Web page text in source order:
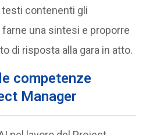
contenenti gli
una sintesi e proporre
di risposta alla gara in atto.
competenze
Manager